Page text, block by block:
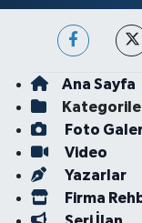
Ana Sayfa
Foto
Video
Yazarlar
Firma